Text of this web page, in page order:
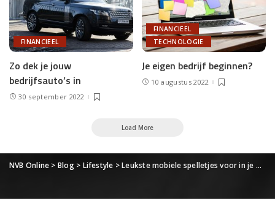
FINANCIEEL
Zo dek je jouw
bedrijfsauto’s in
30 september 2022
FINANCIEEL
TECHNOLOGIE
Je eigen bedrijf beginnen?
10 augustus 2022
Load More
NVB Online > Blog> Lifestyle >Leukste mobiele spelletjes voor in je werkpauze